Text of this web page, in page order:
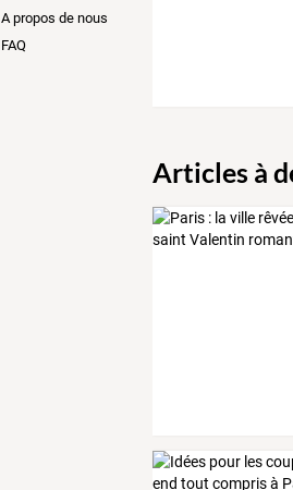
A propos de nous
FAQ
Articles à